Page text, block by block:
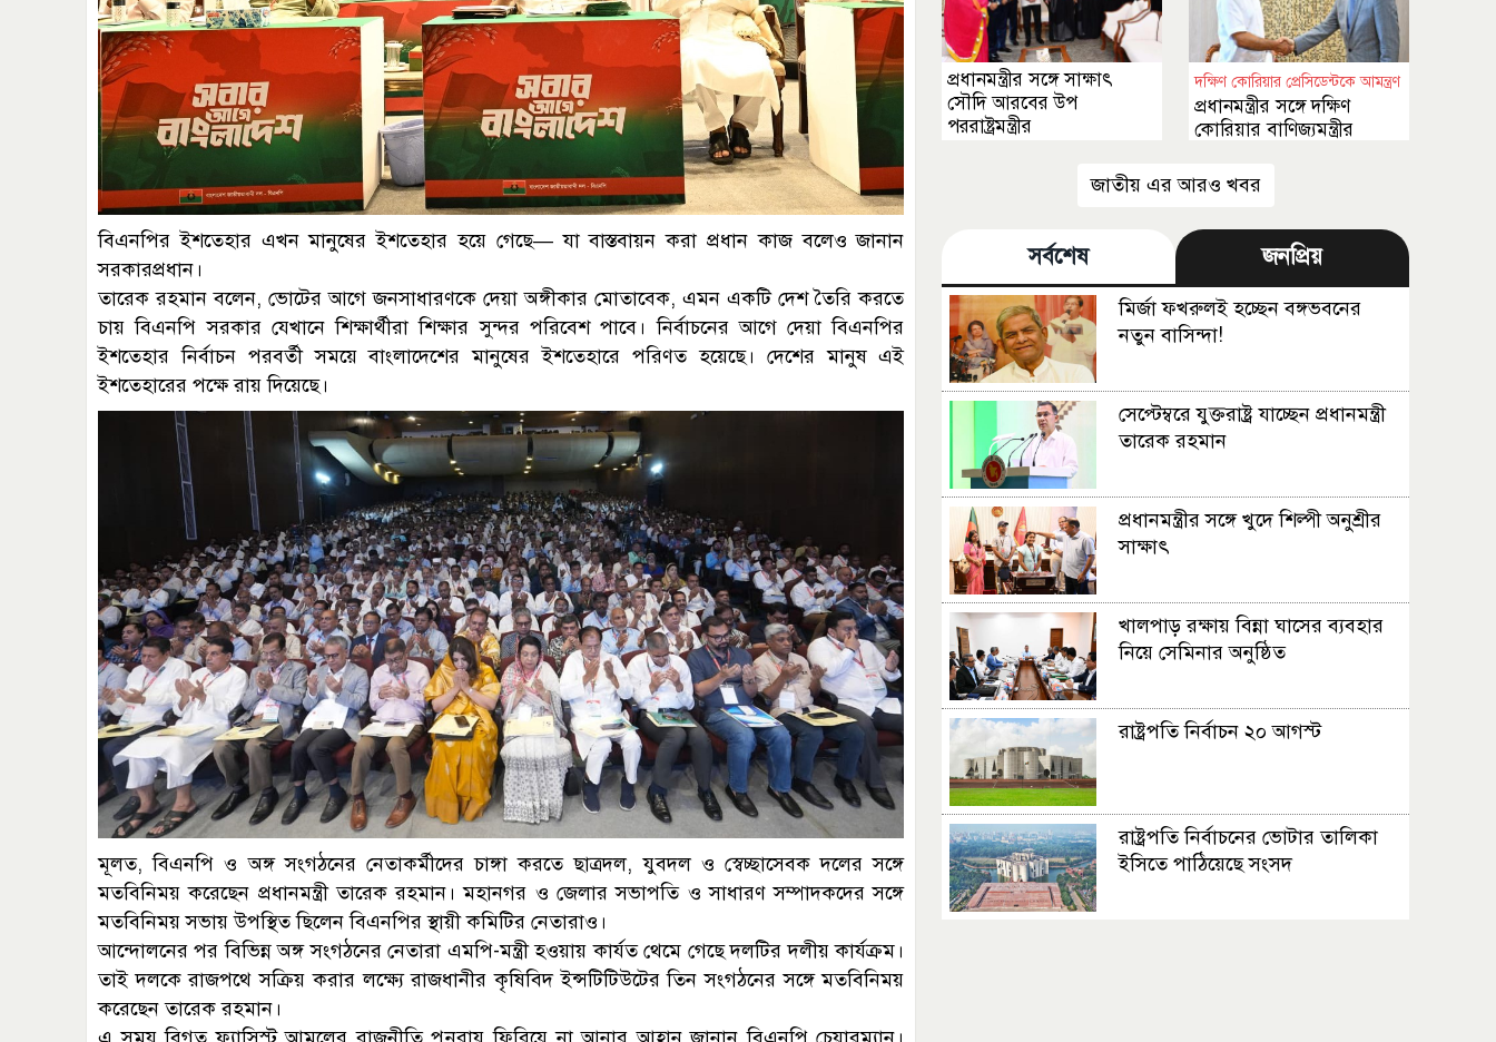
বিএনপির ইশতেহার এখন মানুষের ইশতেহার হয়ে গেছে— যা বাস্তবায়ন করা প্রধান কাজ বলেও জানান
সরকারপ্রধান।
তারেক রহমান বলেন, ভোটের আগে জনসাধারণকে দেয়া অঙ্গীকার মোতাবেক, এমন একটি দেশ তৈরি করতে
চায় বিএনপি সরকার যেখানে শিক্ষার্থীরা শিক্ষার সুন্দর পরিবেশ পাবে। নির্বাচনের আগে দেয়া বিএনপির
ইশতেহার নির্বাচন পরবর্তী সময়ে বাংলাদেশের মানুষের ইশতেহারে পরিণত হয়েছে। দেশের মানুষ এই
ইশতেহারের পক্ষে রায় দিয়েছে।
মূলত, বিএনপি ও অঙ্গ সংগঠনের নেতাকর্মীদের চাঙ্গা করতে ছাত্রদল, যুবদল ও স্বেচ্ছাসেবক দলের সঙ্গে
মতবিনিময় করেছেন প্রধানমন্ত্রী তারেক রহমান। মহানগর ও জেলার সভাপতি ও সাধারণ সম্পাদকদের সঙ্গে
মতবিনিময় সভায় উপস্থিত ছিলেন বিএনপির স্থায়ী কমিটির নেতারাও।
আন্দোলনের পর বিভিন্ন অঙ্গ সংগঠনের নেতারা এমপি-মন্ত্রী হওয়ায় কার্যত থেমে গেছে দলটির দলীয় কার্যক্রম।
তাই দলকে রাজপথে সক্রিয় করার লক্ষ্যে রাজধানীর কৃষিবিদ ইন্সটিটিউটের তিন সংগঠনের সঙ্গে মতবিনিময়
করেছেন তারেক রহমান।
প্রধানমন্ত্রীর সঙ্গে সাক্ষাৎ
সৌদি আরবের উপ
পররাষ্ট্রমন্ত্রীর
দক্ষিণ কোরিয়ার প্রেসিডেন্টকে আমন্ত্রণ
প্রধানমন্ত্রীর সঙ্গে দক্ষিণ
কোরিয়ার বাণিজ্যমন্ত্রীর
জাতীয় এর আরও খবর
সর্বশেষ জনপ্রিয়
মির্জা ফখরুলই হচ্ছেন বঙ্গভবনের
নতুন বাসিন্দা!
সেপ্টেম্বরে যুক্তরাষ্ট্র যাচ্ছেন প্রধানমন্ত্রী
তারেক রহমান
প্রধানমন্ত্রীর সঙ্গে খুদে শিল্পী অনুশ্রীর
সাক্ষাৎ
খালপাড় রক্ষায় বিন্না ঘাসের ব্যবহার
নিয়ে সেমিনার অনুষ্ঠিত
রাষ্ট্রপতি নির্বাচন ২০ আগস্ট
রাষ্ট্রপতি নির্বাচনের ভোটার তালিকা
ইসিতে পাঠিয়েছে সংসদ